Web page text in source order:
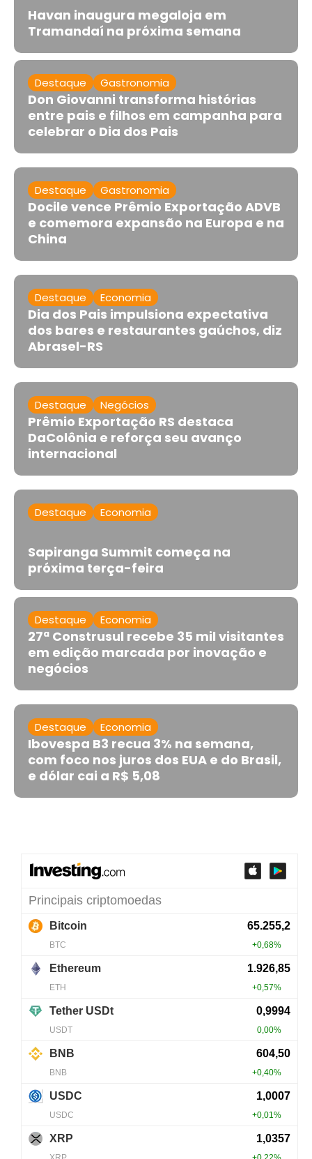
Havan inaugura megaloja em
Tramandaí na próxima semana
Destaque Gastronomia
Don Giovanni transforma histórias
entre pais e filhos em campanha para
celebrar o Dia dos Pais
Destaque Gastronomia
Docile vence Prêmio Exportação ADVB
e comemora expansão na Europa e na
China
Destaque Economia
Dia dos Pais impulsiona expectativa
dos bares e restaurantes gaúchos, diz
Abrasel-RS
Destaque Negócios
Prêmio Exportação RS destaca
DaColônia e reforça seu avanço
internacional
Destaque Economia
Sapiranga Summit começa na
próxima terça-feira
Destaque Economia
27ª Construsul recebe 35 mil visitantes
em edição marcada por inovação e
negócios
Destaque Economia
Ibovespa B3 recua 3% na semana,
com foco nos juros dos EUA e do Brasil,
e dólar cai a R$ 5,08